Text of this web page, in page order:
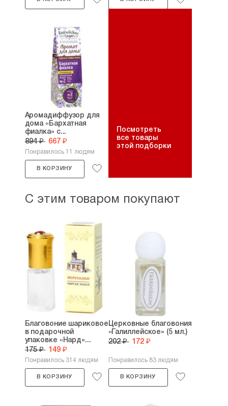
Аромадиффузор для
дома «Бархатная
фиалка» с...
894 ₽ 667 ₽
Понравилось 11 людям
В КОРЗИНУ
Посмотреть
все товары
этой подборки
С этим товаром покупают
Благовоние шариковое
в подарочной
упаковке «Нард»...
175 ₽ 149 ₽
Понравилось 314 людям
В КОРЗИНУ
Церковные благовония
«Галиллейское» (5 мл.)
202 ₽ 172 ₽
Понравилось 83 людям
В КОРЗИНУ